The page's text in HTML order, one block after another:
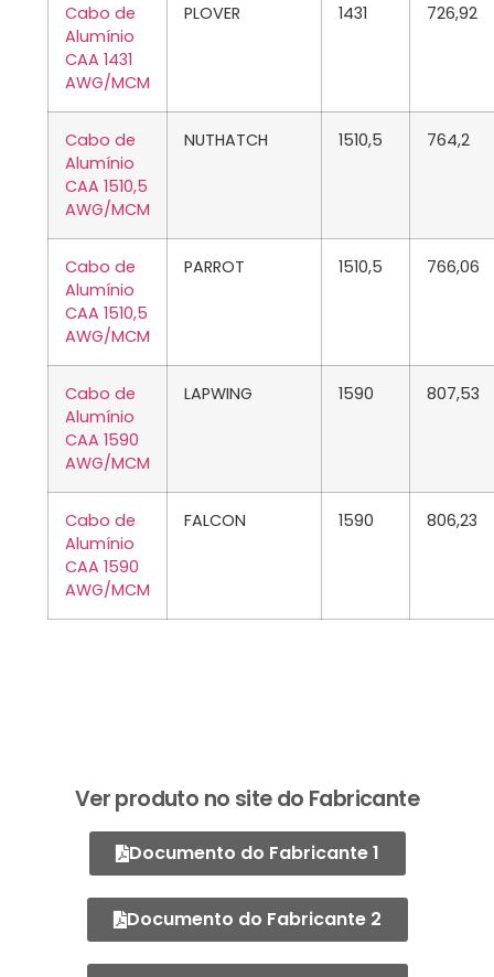
Cabo de
Alumínio
CAA 1431
AWG/MCM
PLOVER 1431 726,92
Cabo de
Alumínio
CAA 1510,5
AWG/MCM
NUTHATCH 1510,5 764,2
Cabo de
Alumínio
CAA 1510,5
AWG/MCM
PARROT 1510,5 766,06
Cabo de
Alumínio
CAA 1590
AWG/MCM
LAPWING 1590 807,53
Cabo de
Alumínio
CAA 1590
AWG/MCM
FALCON 1590 806,23
Ver produto no site do Fabricante
Documento do Fabricante 1
Documento do Fabricante 2